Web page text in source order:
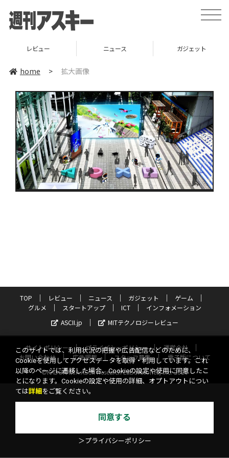
toggle
レビュー ニュース ガジェット
home > 拡大画像
TOP レビュー ニュース ガジェット
ゲーム
グルメ
スタートアップ ICT
インフォメーション
ASCII.jp
MITテクノロジーレビュー
サイトポリシー プライバシーポリシー
運営会社
お問い合わせ
広告掲載 スタッフ募集
電子版について
©KADOKAWA ASCII Research Laboratories, Inc. 2026
このサイトでは、利用状況の把握や広告配信などのために、
Cookieを使用してアクセスデータを取得・利用しています。これ
以降のページに遷移した場合、Cookieの設定や使用に同意したこ
とになります。Cookieの設定や使用の詳細、オプトアウトについ
ては詳細 をご覧ください。
同意する
＞プライバシーポリシー